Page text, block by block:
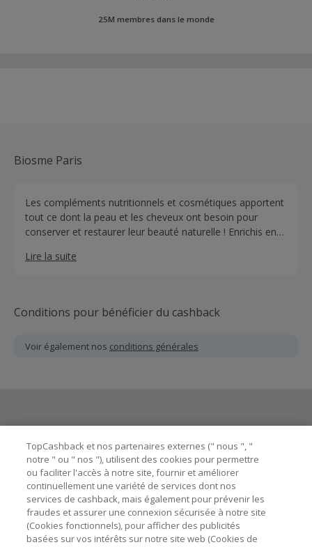
25M membres dans le monde
Biosme Paris
Les compléments nutritionnels et cosmétiques apportent
tout ce dont la peau et les cheveux ont besoin pour
conserver et restaurer leur beauté naturelle ! Enrichis en
Biosme Paris éliminent les imperfections cutanées - Ils
sont sans conservateurs. De plus les produits Biosme
Paris ont des emballages 100% recyclables.
Lire la suite
Conditions pour bénéficier du cashback
Voir également nos conditions générales
Astuces pour économiser
A propos de
TopCashback et nos partenaires externes (" nous ", "
notre " ou " nos "), utilisent des cookies pour permettre
ou faciliter l'accès à notre site, fournir et améliorer
continuellement une variété de services dont nos
services de cashback, mais également pour prévenir les
fraudes et assurer une connexion sécurisée à notre site
(Cookies fonctionnels), pour afficher des publicités
basées sur vos intérêts sur notre site web (Cookies de